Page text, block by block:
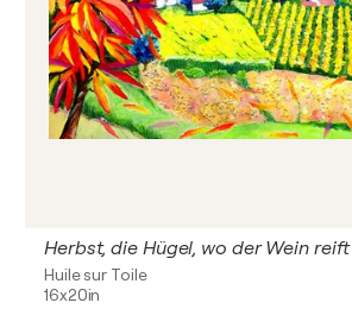
Herbst, die Hügel, wo der Wein reift
Huile sur Toile
16x20in